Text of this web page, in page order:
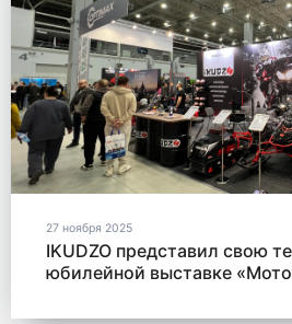
27 ноября 2025
IKUDZO представил свою
юбилейной выставке